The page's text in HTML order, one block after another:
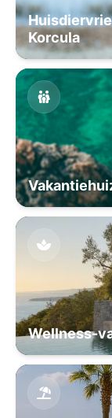
Korcula
Wellness-